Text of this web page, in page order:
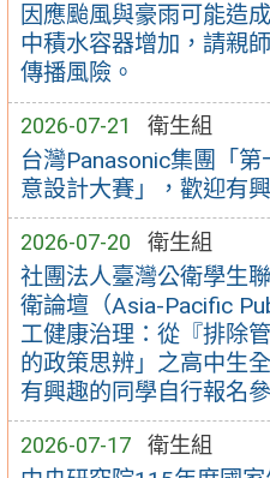
因應颱風與豪雨可能造
中積水容器增加，請親
傳播風險。
2026-07-21 衛生組
台灣Panasonic集團「
意設計大賽」，歡迎有
2026-07-20 衛生組
社團法人臺灣公衛學生
衛論壇（Asia-Pacific
工健康治理：從『排除
的政策思辨」之高中生
有興趣的同學自行報名
2026-07-17 衛生組